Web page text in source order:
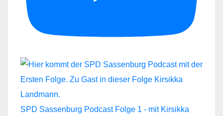
SPD Sassenburg Podcast Folge 1 - mit Kirsikka